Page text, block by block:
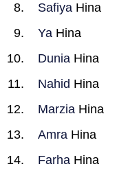
Safiya Hina
Ya Hina
Dunia Hina
Nahid Hina
Marzia Hina
Amra Hina
Farha Hina